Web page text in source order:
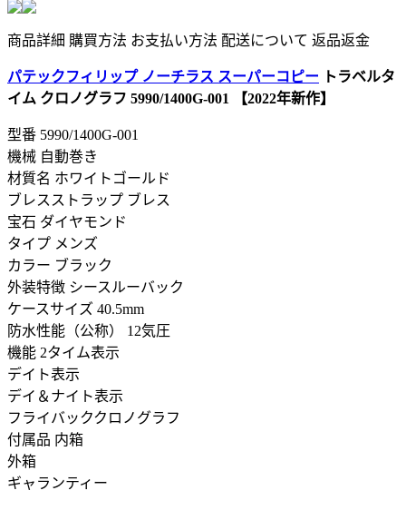
商品詳細 購買方法 お支払い方法 配送について 返品返金
パテックフィリップ ノーチラス スーパーコピー トラベルタ
イム クロノグラフ 5990/1400G-001 【2022年新作】
型番 5990/1400G-001
機械 自動巻き
材質名 ホワイトゴールド
ブレスストラップ ブレス
宝石 ダイヤモンド
タイプ メンズ
カラー ブラック
外装特徴 シースルーバック
ケースサイズ 40.5mm
防水性能（公称） 12気圧
機能 2タイム表示
デイト表示
デイ＆ナイト表示
フライバッククロノグラフ
付属品 内箱
外箱
ギャランティー